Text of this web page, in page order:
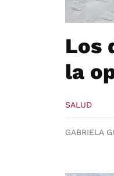
Los
la
SALUD
GABRIELA